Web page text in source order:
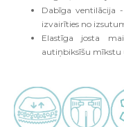
Dabīga ventilācija
izvairīties no
Elastīga josta
autiņbiksīšu